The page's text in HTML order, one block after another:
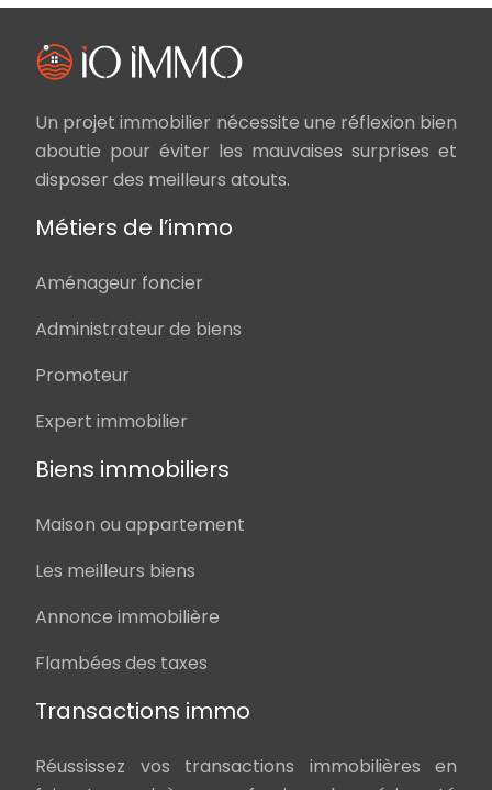
Un projet immobilier nécessite une réflexion bien
aboutie pour éviter les mauvaises surprises et
disposer des meilleurs atouts.
Métiers de l’immo
Aménageur foncier
Administrateur de biens
Promoteur
Expert immobilier
Biens immobiliers
Maison ou appartement
Les meilleurs biens
Annonce immobilière
Flambées des taxes
Transactions immo
Réussissez vos transactions immobilières en